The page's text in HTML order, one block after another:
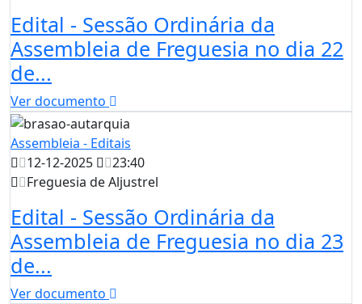
Edital - Sessão Ordinária da
Assembleia de Freguesia no dia 22
de...
Ver documento
Assembleia - Editais
12-12-2025
23:40
Freguesia de Aljustrel
Edital - Sessão Ordinária da
Assembleia de Freguesia no dia 23
de...
Ver documento